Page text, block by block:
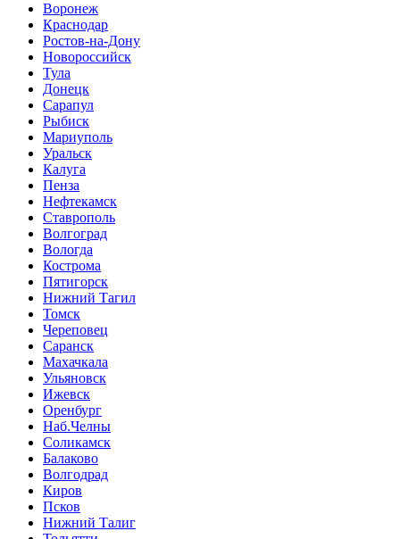
Воронеж
Краснодар
Ростов-на-Дону
Новороссийск
Тула
Донецк
Сарапул
Рыбиск
Мариуполь
Уральск
Калуга
Пенза
Нефтекамск
Ставрополь
Волгоград
Вологда
Кострома
Пятигорск
Нижний Тагил
Томск
Череповец
Саранск
Махачкала
Ульяновск
Ижевск
Оренбург
Наб.Челны
Соликамск
Балаково
Волгодрад
Киров
Псков
Нижний Талиг